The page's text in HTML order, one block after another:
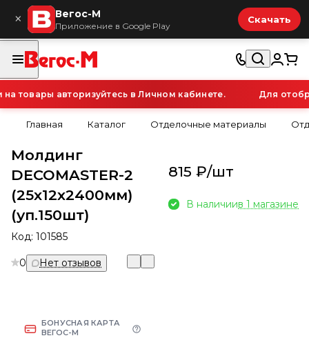
× Вегос-М
Приложение в Google Play
Скачать
авторизуйтесь в Личном кабинете. Для
Главная Каталог Отделочные материалы
Молдинг
DECOMASTER-2
(25х12х2400мм)
(уп.150шт)
Код: 101585
0 Нет отзывов
БОНУСНАЯ КАРТА
ВЕГОС-М
815 ₽/шт
В наличиив 1 магазине